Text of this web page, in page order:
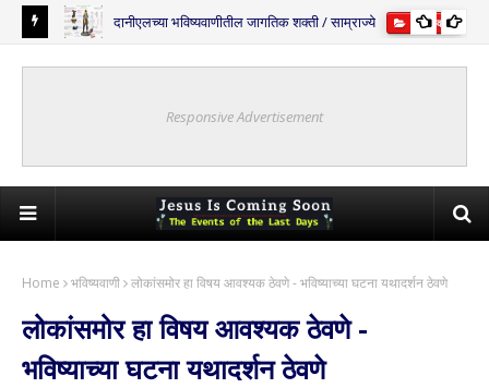
दानीएलच्या भविष्यवाणीतील जागतिक शक्ती / साम्राज्ये भविष्यवाणी
Responsive Advertisement
Home भविष्यवाणी लोकांसमोर हा विषय आवश्यक ठेवणे - भविष्याच्या घटना यथादर्शन ठेवणे
लोकांसमोर हा विषय आवश्यक ठेवणे -
भविष्याच्या घटना यथादर्शन ठेवणे